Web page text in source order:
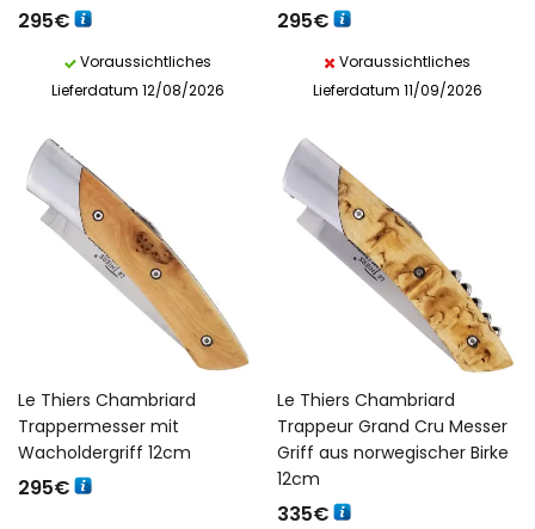
295€
Voraussichtliches
Lieferdatum 12/08/2026
295€
Voraussichtliches
Lieferdatum 11/09/2026
Le Thiers Chambriard
Trappermesser mit
Wacholdergriff 12cm
295€
Le Thiers Chambriard
Trappeur Grand Cru Messer
Griff aus norwegischer Birke
12cm
335€